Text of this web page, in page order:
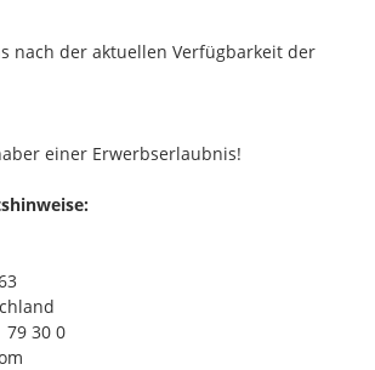
nach der aktuellen Verfügbarkeit der
einer Erwerbserlaubnis!
79 30 0